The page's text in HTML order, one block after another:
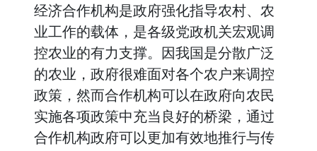
经济合作机构是政府强化指导农村、农
业工作的载体，是各级党政机关宏观调
控农业的有力支撑。因我国是分散广泛
的农业，政府很难面对各个农户来调控
政策，然而合作机构可以在政府向农民
实施各项政策中充当良好的桥梁，通过
合作机构政府可以更加有效地推行与传